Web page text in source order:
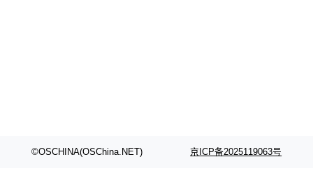
©OSCHINA(OSChina.NET) 京ICP备2025119063号